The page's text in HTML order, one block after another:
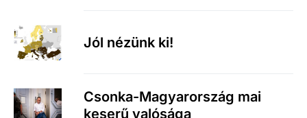
Jól nézünk ki!
Csonka-Magyarország mai
keserű valósága